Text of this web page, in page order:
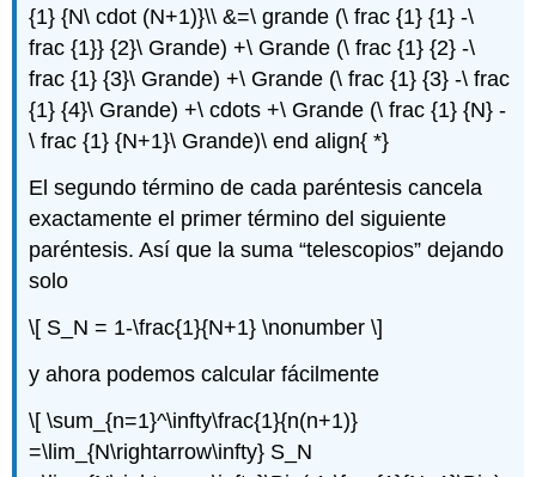
{1} {N\ cdot (N+1)}\\ &=\ grande (\ frac {1} {1} -\
frac {1}} {2}\ Grande) +\ Grande (\ frac {1} {2} -\
frac {1} {3}\ Grande) +\ Grande (\ frac {1} {3} -\ frac
{1} {4}\ Grande) +\ cdots +\ Grande (\ frac {1} {N} -
\ frac {1} {N+1}\ Grande)\ end align{ *}
El segundo término de cada paréntesis cancela
exactamente el primer término del siguiente
paréntesis. Así que la suma “telescopios” dejando
solo
\[ S_N = 1-\frac{1}{N+1} \nonumber \]
y ahora podemos calcular fácilmente
\[ \sum_{n=1}^\infty\frac{1}{n(n+1)}
=\lim_{N\rightarrow\infty} S_N